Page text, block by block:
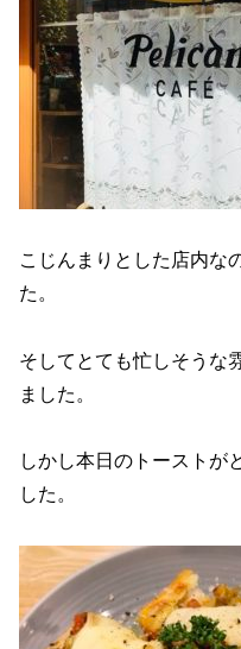
こじんまりとした店内な
た。
そしてとても忙しそうな
ました。
しかし本日のトーストが
した。